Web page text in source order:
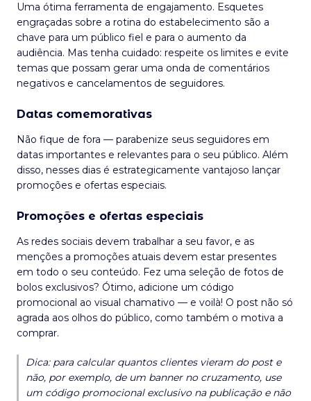
Uma ótima ferramenta de engajamento. Esquetes
engraçadas sobre a rotina do estabelecimento são a
chave para um público fiel e para o aumento da
audiência. Mas tenha cuidado: respeite os limites e evite
temas que possam gerar uma onda de comentários
negativos e cancelamentos de seguidores.
Datas comemorativas
Não fique de fora — parabenize seus seguidores em
datas importantes e relevantes para o seu público. Além
disso, nesses dias é estrategicamente vantajoso lançar
promoções e ofertas especiais.
Promoções e ofertas especiais
As redes sociais devem trabalhar a seu favor, e as
menções a promoções atuais devem estar presentes
em todo o seu conteúdo. Fez uma seleção de fotos de
bolos exclusivos? Ótimo, adicione um código
promocional ao visual chamativo — e voilà! O post não só
agrada aos olhos do público, como também o motiva a
comprar.
Dica: para calcular quantos clientes vieram do post e
não, por exemplo, de um banner no cruzamento, use
um código promocional exclusivo na publicação e não